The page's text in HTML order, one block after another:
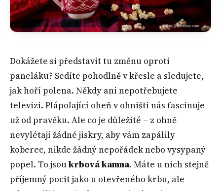
Dokážete si představit tu změnu oproti
paneláku? Sedíte pohodlně v křesle a sledujete,
jak hoří polena. Někdy ani nepotřebujete
televizi. Plápolající oheň v ohništi nás fascinuje
už od pravěku. Ale co je důležité – z ohně
nevylétají žádné jiskry, aby vám zapálily
koberec, nikde žádný nepořádek nebo vysypaný
popel. To jsoukrbová kamna. Máte u nich stejně
příjemný pocit jako u otevřeného krbu, ale